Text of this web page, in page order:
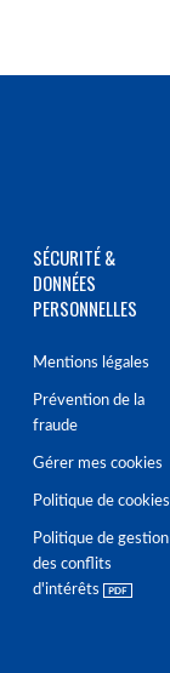
SÉCURITÉ &
DONNÉES
PERSONNELLES
Mentions légales
Prévention de la
fraude
Gérer mes cookies
Politique de cookies
Politique de gestion
des conflits
d'intérêts